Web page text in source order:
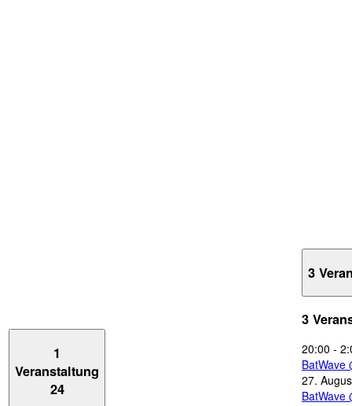
1
Veranstaltung
24
3
3
20:00 -
BatWave
27.
BatWave